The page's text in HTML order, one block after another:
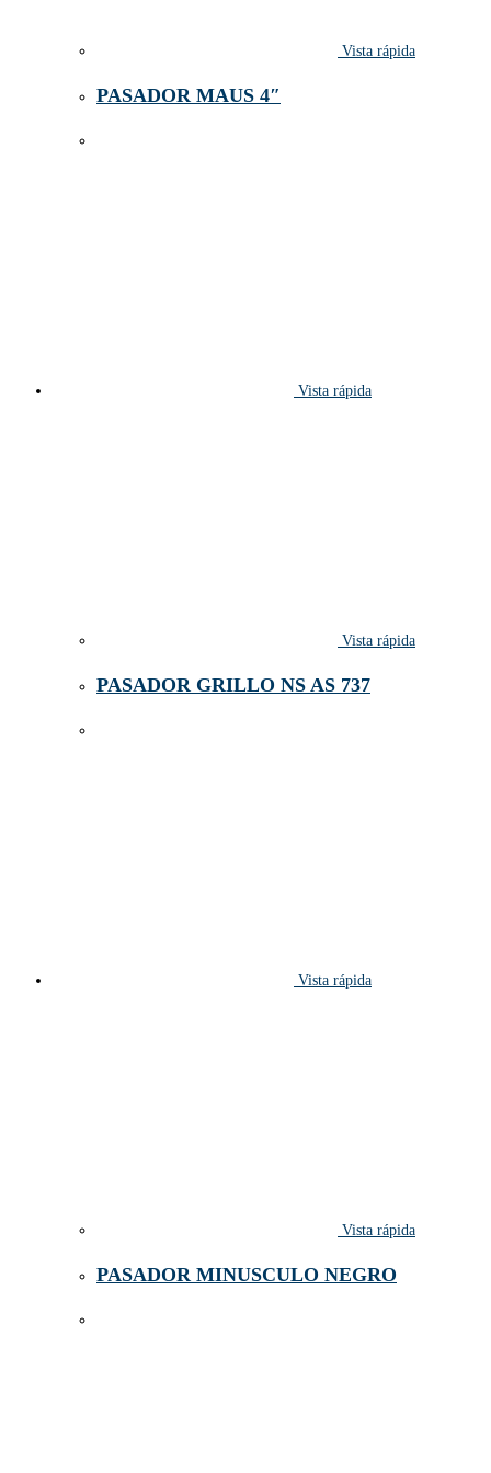
Vista rápida
PASADOR MAUS 4″
Vista rápida
Vista rápida
PASADOR GRILLO NS AS 737
Vista rápida
Vista rápida
PASADOR MINUSCULO NEGRO